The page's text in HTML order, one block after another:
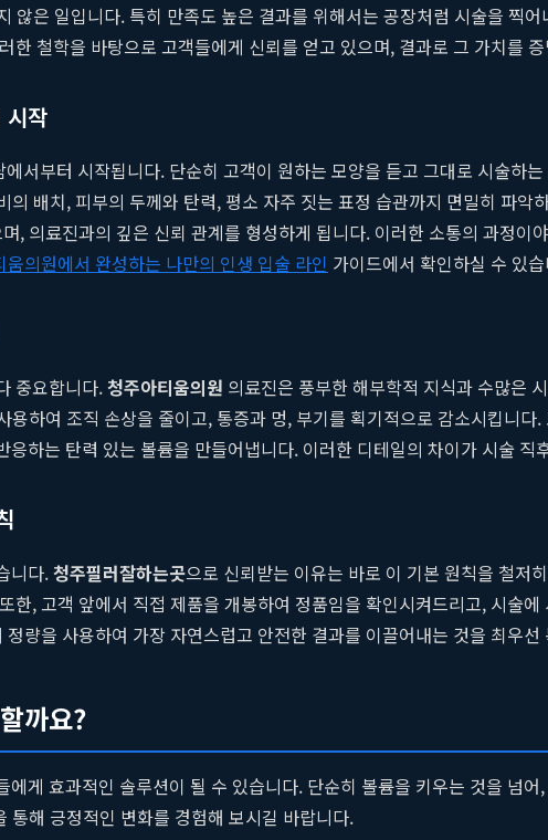
않은 일입니다. 특히 만족도 높은 결과를 위해서는 공장처럼 시술을 찍
한 철학을 바탕으로 고객들에게 신뢰를 얻고 있으며, 결과로 그 가치를
시작
서부터 시작됩니다. 단순히 고객이 원하는 모양을 듣고 그대로 시술하
배치, 피부의 두께와 탄력, 평소 자주 짓는 표정 습관까지 면밀히 파
, 의료진과의 깊은 신뢰 관계를 형성하게 됩니다. 이러한 소통의 과정이
의원에서 완성하는 나만의 인생 입술 라인 가이드에서 확인하실 수 있
중요합니다.청주아티움의원 의료진은 풍부한 해부학적 지식과 수많은
하여 조직 손상을 줄이고, 통증과 멍, 부기를 획기적으로 감소시킵니
하는 탄력 있는 볼륨을 만들어냅니다. 이러한 디테일의 차이가 시술
니다.청주필러잘하는곳으로 신뢰받는 이유는 바로 이 기본 원칙을 철저
한, 고객 앞에서 직접 제품을 개봉하여 정품임을 확인시켜드리고, 시술
량을 사용하여 가장 자연스럽고 안전한 결과를 이끌어내는 것을 최우선
까요?
에게 효과적인 솔루션이 될 수 있습니다. 단순히 볼륨을 키우는 것을 넘
통해 긍정적인 변화를 경험해 보시길 바랍니다.